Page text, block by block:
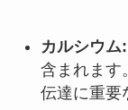
カルシウム:
含まれます
伝達に重要